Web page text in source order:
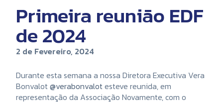
Primeira reunião EDF
de 2024
2 de Fevereiro, 2024
Durante esta semana a nossa Diretora Executiva Vera
Bonvalot@verabonvalotesteve reunida, em
representação da Associação Novamente, com o